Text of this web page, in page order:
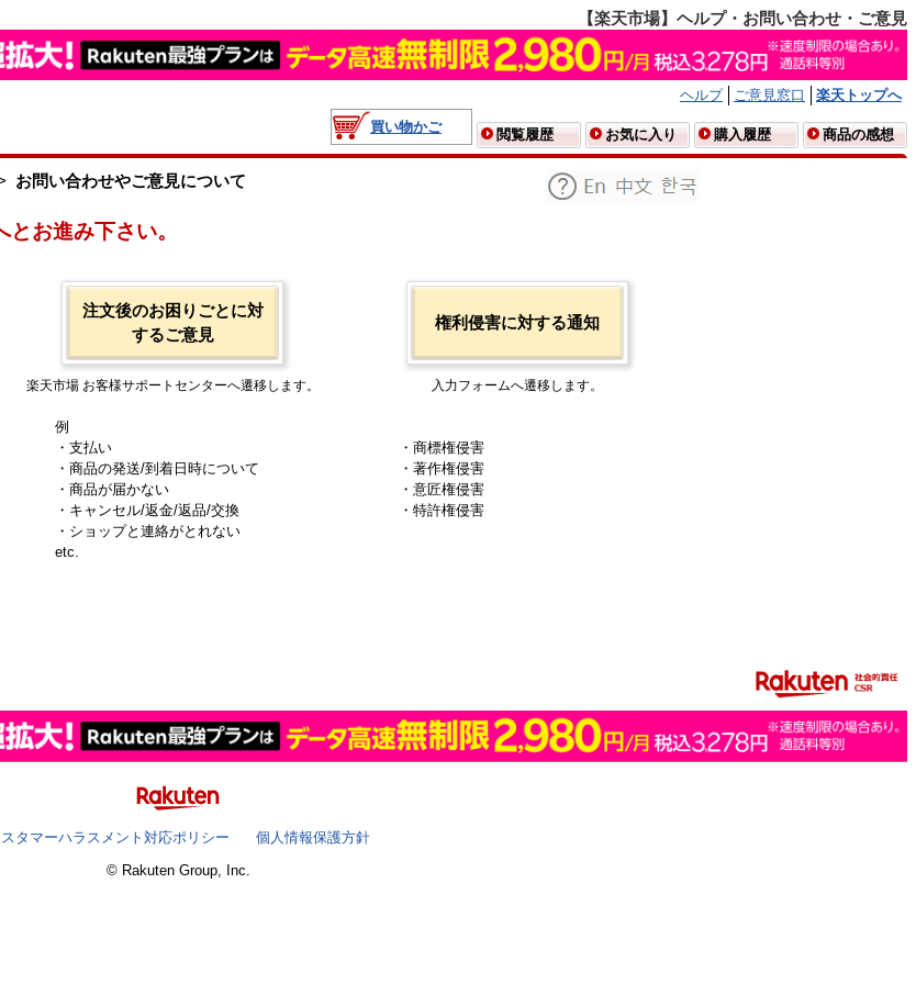
【楽天市場】ヘルプ・お問い合わせ・ご意見
ヘルプ ご意見窓口
楽天トップへ
買い物かご
閲覧履歴 お気に入り 購入履歴 商品の感想
お問い合わせやご意見について
お進み下さい。
注文後のお困りごとに対
するご意見
楽天市場 お客様サポートセンターへ遷移します。
例
・支払い
・商品の発送/到着日時について
・商品が届かない
・キャンセル/返金/返品/交換
・ショップと連絡がとれない
etc.
権利侵害に対する通知
入力フォームへ遷移します。
・商標権侵害
・著作権侵害
・意匠権侵害
・特許権侵害
タマーハラスメント対応ポリシー
個人情報保護方針
© Rakuten Group, Inc.